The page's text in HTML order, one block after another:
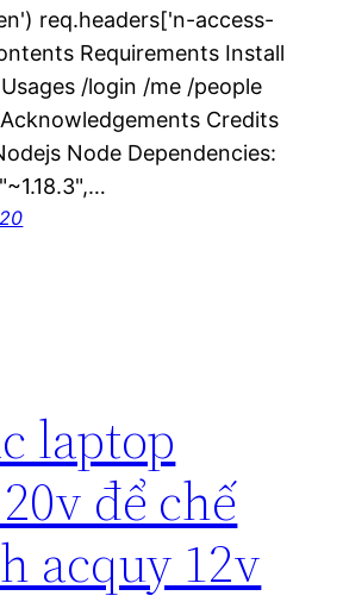
req.headers['n-access-
Requirements Install
/login /me /people
Credits
Node Dependencies:
laptop
để chế
acquy 12v